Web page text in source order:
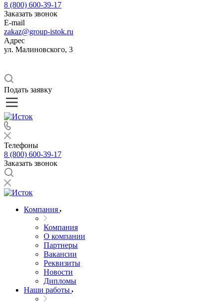
8 (800) 600-39-17
Заказать звонок
E-mail
zakaz@group-istok.ru
Адрес
ул. Малиновского, 3
Подать заявку
Телефоны
8 (800) 600-39-17
Заказать звонок
Компания
Компания
О компании
Партнеры
Вакансии
Реквизиты
Новости
Дипломы
Наши работы